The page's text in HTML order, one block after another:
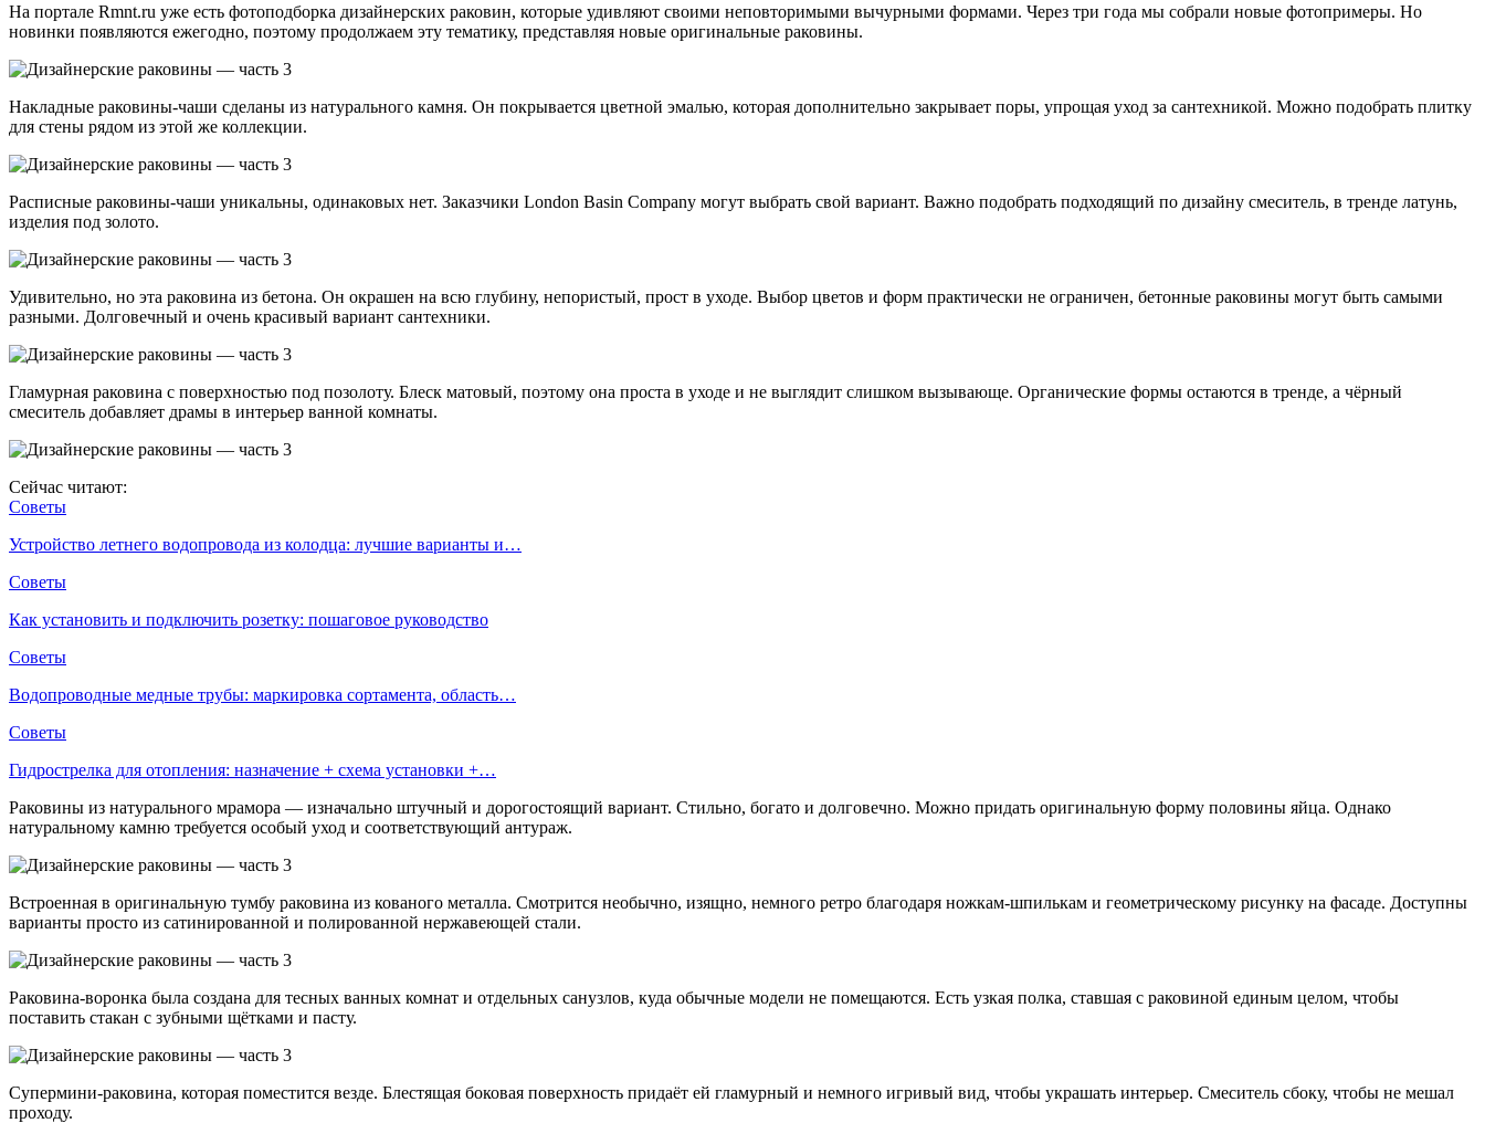
На портале Rmnt.ru уже есть фотоподборка дизайнерских раковин, которые удивляют своими неповторимыми вычурными формами. Через три года мы собрали новые фотопримеры. Но
новинки появляются ежегодно, поэтому продолжаем эту тематику, представляя новые оригинальные раковины.
Накладные раковины-чаши сделаны из натурального камня. Он покрывается цветной эмалью, которая дополнительно закрывает поры, упрощая уход за сантехникой. Можно подобрать плитку
для стены рядом из этой же коллекции.
Расписные раковины-чаши уникальны, одинаковых нет. Заказчики London Basin Company могут выбрать свой вариант. Важно подобрать подходящий по дизайну смеситель, в тренде латунь,
изделия под золото.
Удивительно, но эта раковина из бетона. Он окрашен на всю глубину, непористый, прост в уходе. Выбор цветов и форм практически не ограничен, бетонные раковины могут быть самыми
разными. Долговечный и очень красивый вариант сантехники.
Гламурная раковина с поверхностью под позолоту. Блеск матовый, поэтому она проста в уходе и не выглядит слишком вызывающе. Органические формы остаются в тренде, а чёрный
смеситель добавляет драмы в интерьер ванной комнаты.
Сейчас читают:
Советы
Устройство летнего водопровода из колодца: лучшие варианты и…
Советы
Как установить и подключить розетку: пошаговое руководство
Советы
Водопроводные медные трубы: маркировка сортамента, область…
Советы
Гидрострелка для отопления: назначение + схема установки +…
Раковины из натурального мрамора — изначально штучный и дорогостоящий вариант. Стильно, богато и долговечно. Можно придать оригинальную форму половины яйца. Однако
натуральному камню требуется особый уход и соответствующий антураж.
Встроенная в оригинальную тумбу раковина из кованого металла. Смотрится необычно, изящно, немного ретро благодаря ножкам-шпилькам и геометрическому рисунку на фасаде. Доступны
варианты просто из сатинированной и полированной нержавеющей стали.
Раковина-воронка была создана для тесных ванных комнат и отдельных санузлов, куда обычные модели не помещаются. Есть узкая полка, ставшая с раковиной единым целом, чтобы
поставить стакан с зубными щётками и пасту.
Супермини-раковина, которая поместится везде. Блестящая боковая поверхность придаёт ей гламурный и немного игривый вид, чтобы украшать интерьер. Смеситель сбоку, чтобы не мешал
проходу.